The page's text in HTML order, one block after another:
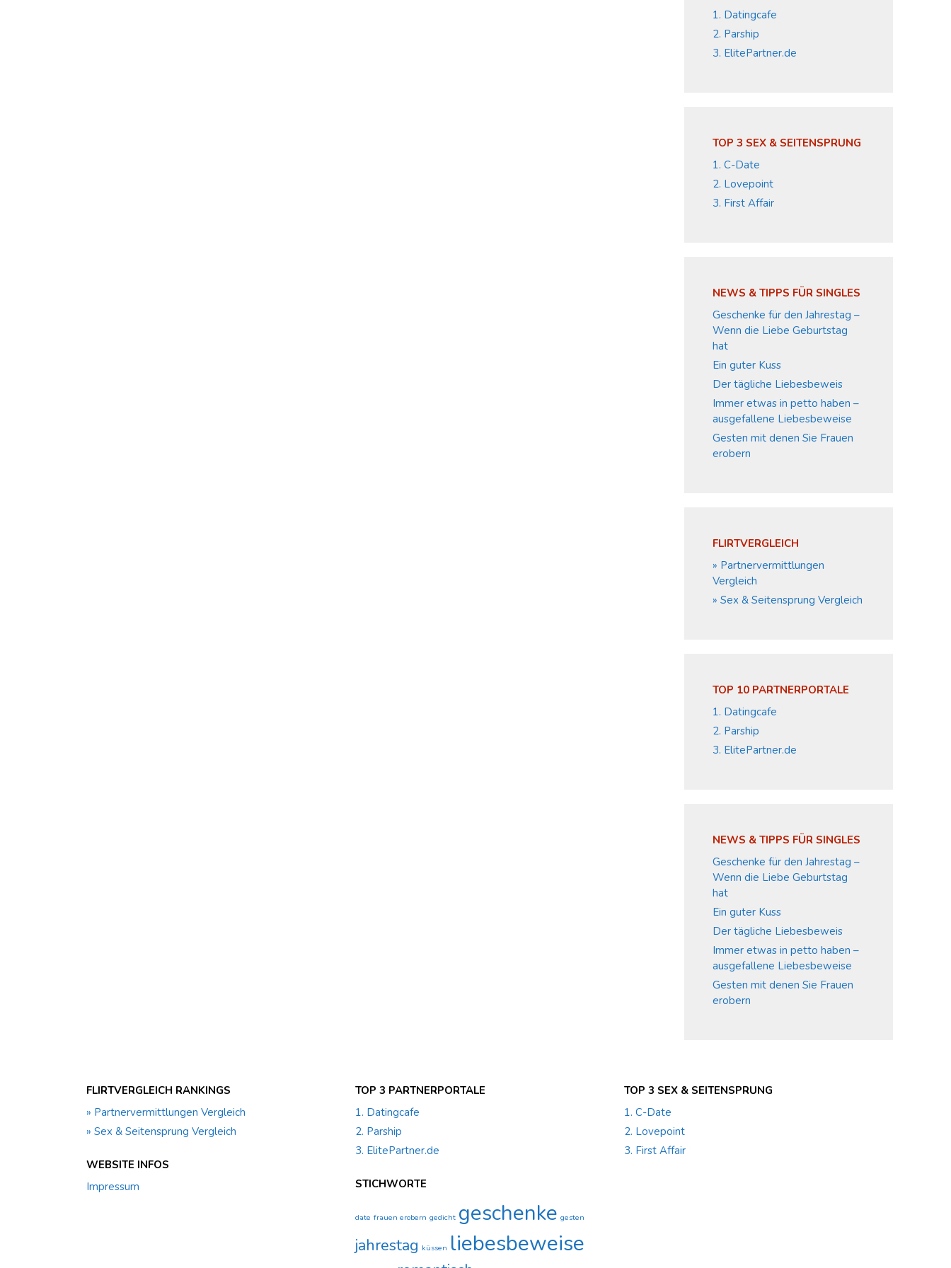
1. Datingcafe
2. Parship
3. ElitePartner.de
TOP 3 SEX & SEITENSPRUNG
1. C-Date
2. Lovepoint
3. First Affair
NEWS & TIPPS FÜR SINGLES
Geschenke für den Jahrestag –
Wenn die Liebe Geburtstag
hat
Ein guter Kuss
Der tägliche Liebesbeweis
Immer etwas in petto haben –
ausgefallene Liebesbeweise
Gesten mit denen Sie Frauen
erobern
FLIRTVERGLEICH
» Partnervermittlungen
Vergleich
» Sex & Seitensprung Vergleich
TOP 10 PARTNERPORTALE
1. Datingcafe
2. Parship
3. ElitePartner.de
NEWS & TIPPS FÜR SINGLES
Geschenke für den Jahrestag –
Wenn die Liebe Geburtstag
hat
Ein guter Kuss
Der tägliche Liebesbeweis
Immer etwas in petto haben –
ausgefallene Liebesbeweise
Gesten mit denen Sie Frauen
erobern
FLIRTVERGLEICH RANKINGS
» Partnervermittlungen Vergleich
» Sex & Seitensprung Vergleich
WEBSITE INFOS
Impressum
TOP 3 PARTNERPORTALE
1. Datingcafe
2. Parship
3. ElitePartner.de
STICHWORTE
date frauen erobern gedicht geschenke gesten
jahrestag küssen liebesbeweise
TOP 3 SEX & SEITENSPRUNG
1. C-Date
2. Lovepoint
3. First Affair